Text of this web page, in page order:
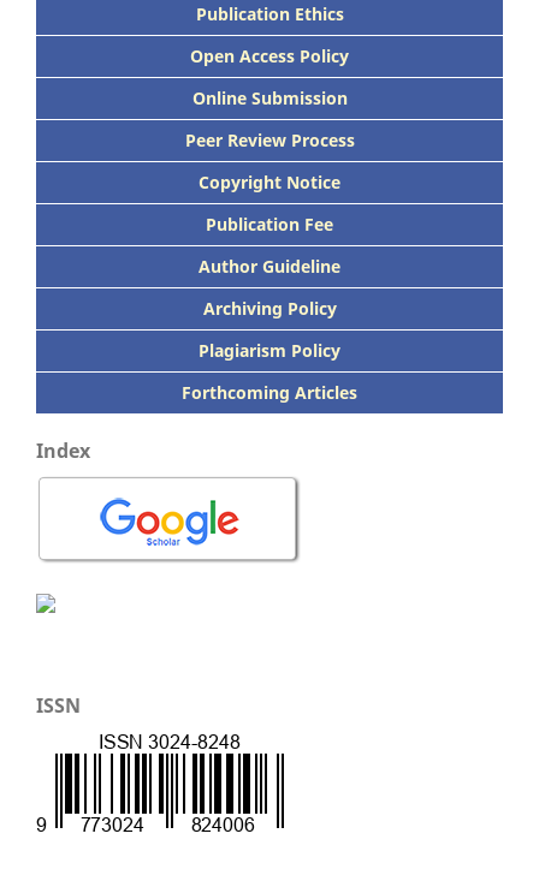
Publication Ethics
Open Access Policy
Online Submission
Peer Review Process
Copyright Notice
Publication Fee
Author Guideline
Archiving Policy
Plagiarism Policy
Forthcoming Articles
Index
ISSN